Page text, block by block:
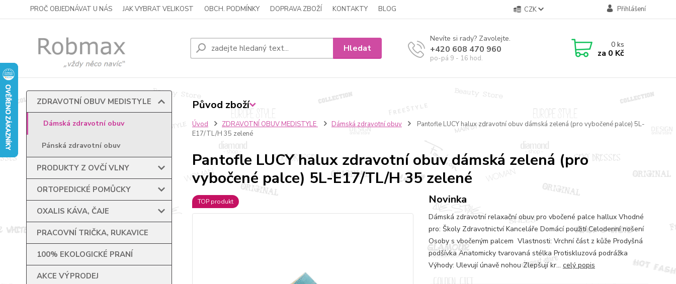
PROČ OBJEDNÁVAT U NÁS JAK VYBRAT VELIKOST OBCH. PODMÍNKY DOPRAVA ZBOŽÍ KONTAKTY BLOG CZK Přihlášení
Hledat
Nevíte si rady? Zavolejte.
+420 608 470 960
po-pá 9 - 16 hod.
0ks
za 0 Kč
ZDRAVOTNÍ OBUV MEDISTYLE
Dámská zdravotní obuv
Pánská zdravotní obuv
PRODUKTY Z OVČÍ VLNY
ORTOPEDICKÉ POMŮCKY
OXALIS KÁVA, ČAJE
PRACOVNÍ TRIČKA, RUKAVICE
100% EKOLOGICKÉ PRANÍ
AKCE VÝPRODEJ
Úvod ZDRAVOTNÍ OBUV MEDISTYLE Dámská zdravotní obuv
Pantofle LUCY halux zdravotní obuv dámská zelená (pro vybočené palce) 5L-
E17/TL/H 35 zelené
Pantofle LUCY halux zdravotní obuv dámská zelená (pro
vybočené palce) 5L-E17/TL/H 35 zelené
TOP produkt Novinka
Dámská zdravotní relaxační obuv pro vbočené palce hallux Vhodné
pro: Školy Zdravotnictví Kanceláře Domácí použití Celodenní nošení
Osoby s vbočeným palcem Vlastnosti: Vrchní část z kůže Prodyšná
podšívka Anatomicky tvarovaná stélka Protiskluzová podrážka
Výhody: Ulevují únavě nohou Zlepšují kr... celý popis
Původ zboží